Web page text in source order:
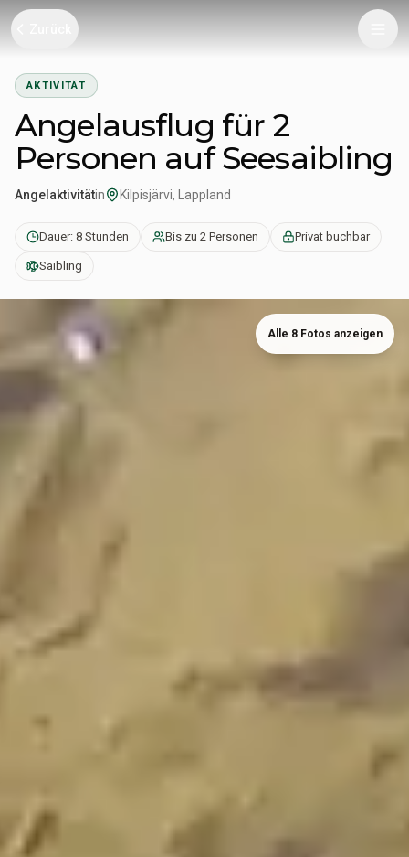
AKTIVITÄT
Angelausflug für 2
Personen auf Seesaibling
Angelaktivitätin Kilpisjärvi, Lappland
Dauer: 8 Stunden Bis zu 2 Personen Privat buchbar
Saibling
Alle 8 Fotos anzeigen